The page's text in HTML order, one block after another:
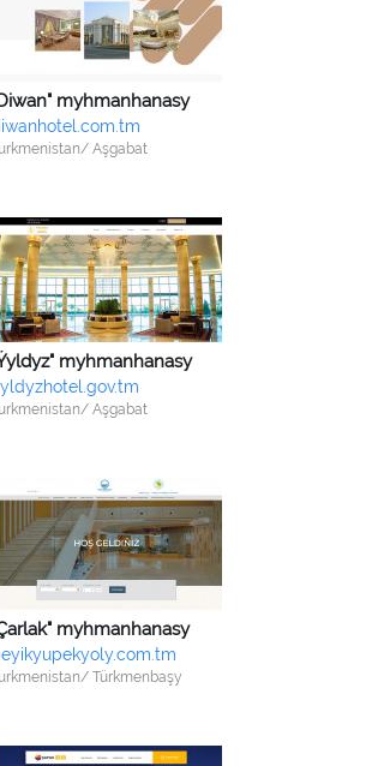
myhmanhanasy
Aşgabat
myhmanhanasy
Aşgabat
myhmanhanasy
Türkmenbaşy